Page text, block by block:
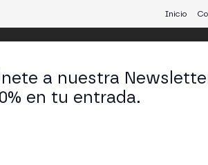
Inicio
Buenos Aires
cripto y Web3 que conecta Europa y
a nuestra
en tu entrada.